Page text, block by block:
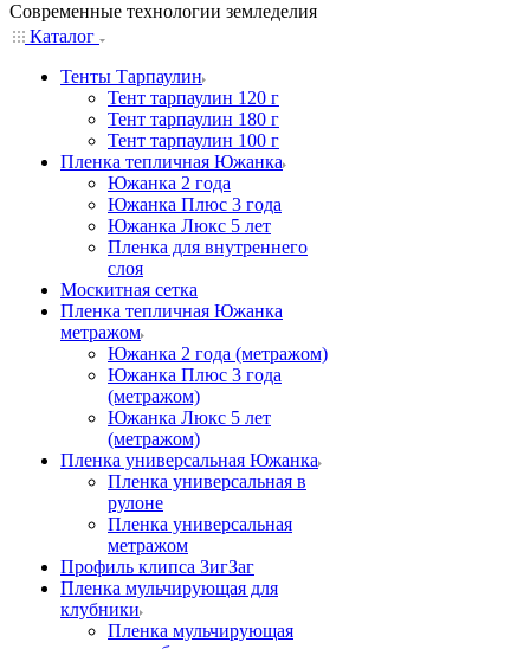
Современные технологии земледелия
Каталог
Тенты Тарпаулин
Тент тарпаулин 120 г
Тент тарпаулин 180 г
Тент тарпаулин 100 г
Пленка тепличная Южанка
Южанка 2 года
Южанка Плюс 3 года
Южанка Люкс 5 лет
Пленка для внутреннего
слоя
Москитная сетка
Пленка тепличная Южанка
метражом
Южанка 2 года (метражом)
Южанка Плюс 3 года
(метражом)
Южанка Люкс 5 лет
(метражом)
Пленка универсальная Южанка
Пленка универсальная в
рулоне
Пленка универсальная
метражом
Профиль клипса ЗигЗаг
Пленка мульчирующая для
клубники
Пленка мульчирующая